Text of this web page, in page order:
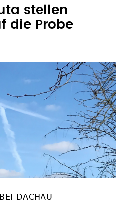
stellen
die Probe
DACHAU